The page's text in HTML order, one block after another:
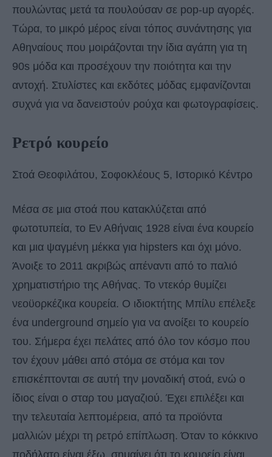
πουλώντας μετά τα πουλούσαν σε pop-up αγορές.
Τώρα, το μικρό μέρος είναι τόπος συνάντησης για
Αθηναίους που μοιράζονται την ίδια αγάπη για τη
90s μόδα και προσέχουν την ποιότητα και την
αντοχή. Στυλίστες και εκδότες μόδας εμφανίζονται
συχνά για να δανειστούν ρούχα και φωτογραφίσεις.
Ρετρό κουρείο
Στοά Θεοφιλάτου, Σοφοκλέους 5, Ιστορικό Κέντρο
Μέσα σε μια στοά που κατακλύζεται από
φωτοτυπεία, το Εν Αθήναις 1928 είναι ένα κουρείο
και μια ψαγμένη μέκκα για hipsters και όχι μόνο.
Άνοιξε το 2011 ακριβώς απέναντι από το παλιό
χρηματιστήριο της Αθήνας. Το ντεκόρ θυμίζει
νεοϋορκέζικα κουρεία. Ο ιδιοκτήτης Μπίλυ επέλεξε
ένα underground σημείο για να ανοίξει το κουρείο
του. Σήμερα έχει πελάτες από όλο τον κόσμο που
τον έχουν μάθει από στόμα σε στόμα και τον
επισκέπτονται σε αυτή την μοναδική στοά, ενώ ο
ίδιος είναι ο σταρ του μαγαζιού. Έχει επιλέξει και
την τελευταία λεπτομέρεια, από τα προϊόντα
μαλλιών μέχρι τη ρετρό επίπλωση. Όταν το κόκκινο